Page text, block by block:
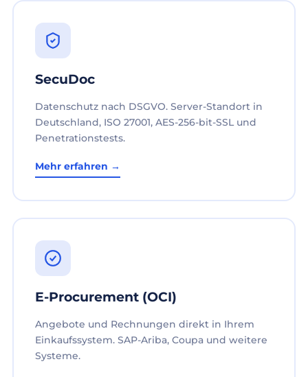
SecuDoc
Datenschutz nach DSGVO. Server-Standort in
Deutschland, ISO 27001, AES-256-bit-SSL und
Penetrationstests.
Mehr erfahren →
E-Procurement (OCI)
Angebote und Rechnungen direkt in Ihrem
Einkaufssystem. SAP-Ariba, Coupa und weitere
Systeme.